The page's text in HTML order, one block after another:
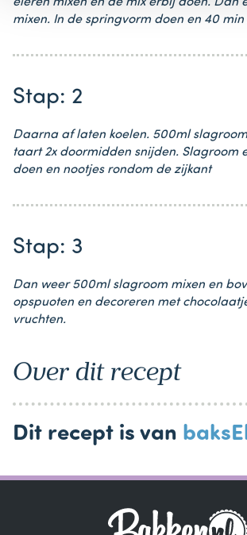
mixen. In de springvorm doen en 40 min
Stap: 2
Daarna af laten koelen. 500ml
taart 2x doormidden snijden. Slagroom
doen en nootjes rondom de zijkant
Stap: 3
Dan weer 500ml slagroom mixen en
opspuoten en decoreren met
vruchten.
Over dit recept
Dit recept is van